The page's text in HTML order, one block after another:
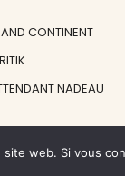
CONTINENT
NADEAU
web. Si vous